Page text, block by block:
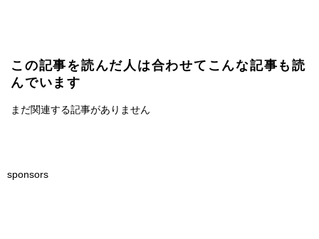
この記事を読んだ人は合わせてこんな記事も読
んでいます
まだ関連する記事がありません
sponsors